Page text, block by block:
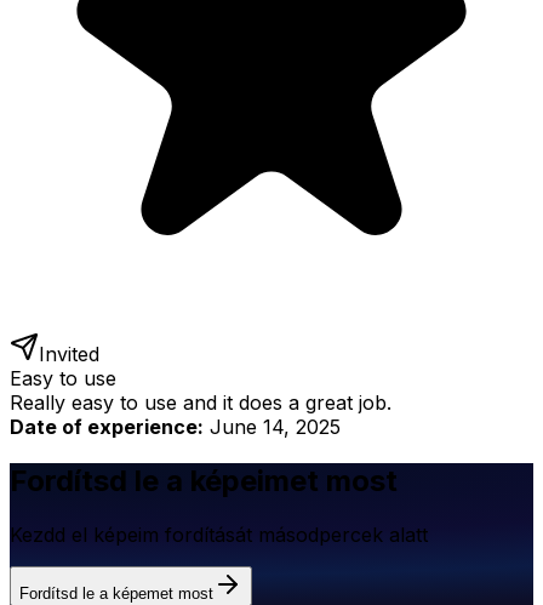
Invited
Easy to use
Really easy to use and it does a great job.
Date of experience: June 14, 2025
Fordítsd le a képeimet most
Kezdd el képeim fordítását másodpercek alatt
Fordítsd le a képemet most